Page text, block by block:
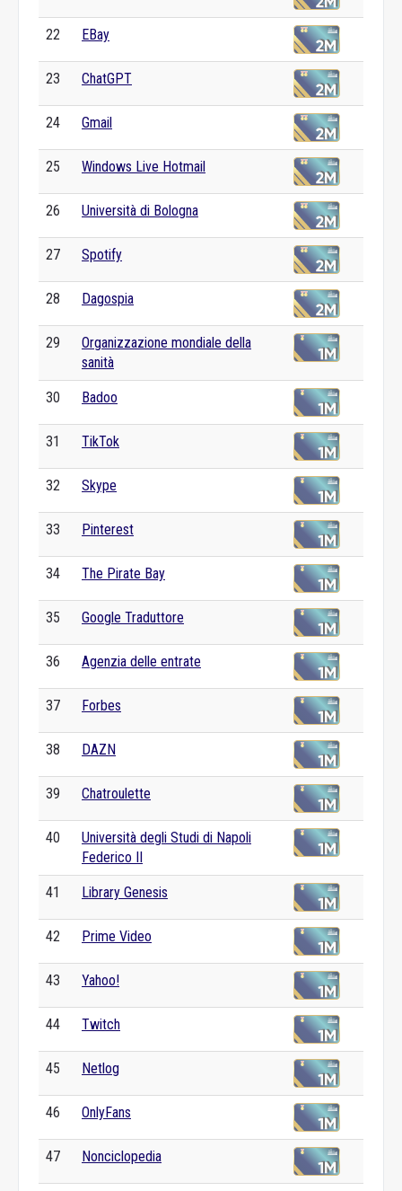
22 EBay
23 ChatGPT
24 Gmail
25 Windows Live Hotmail
26 Università di Bologna
27 Spotify
28 Dagospia
29
Organizzazione mondiale della
sanità
30 Badoo
31 TikTok
32 Skype
33 Pinterest
34 The Pirate Bay
35 Google Traduttore
36 Agenzia delle entrate
37 Forbes
38 DAZN
39 Chatroulette
40
Università degli Studi di Napoli
Federico II
41 Library Genesis
42 Prime Video
43 Yahoo!
44 Twitch
45 Netlog
46 OnlyFans
47 Nonciclopedia